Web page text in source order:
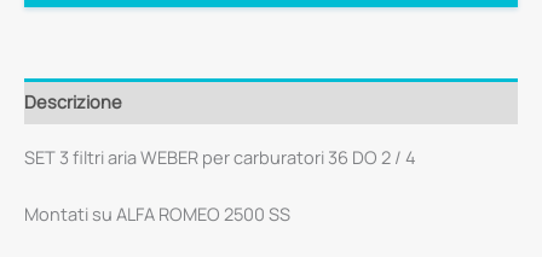
Descrizione
SET 3 filtri aria WEBER per carburatori 36 DO 2 / 4
Montati su ALFA ROMEO 2500 SS